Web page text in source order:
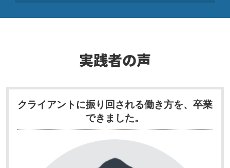
実践者の声
クライアントに振り回される働き方を、卒業
できました。